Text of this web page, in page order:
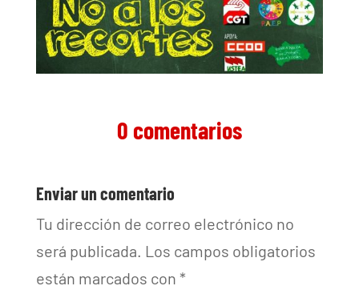
0 comentarios
Enviar un comentario
Tu dirección de correo electrónico no
será publicada. Los campos obligatorios
están marcados con *